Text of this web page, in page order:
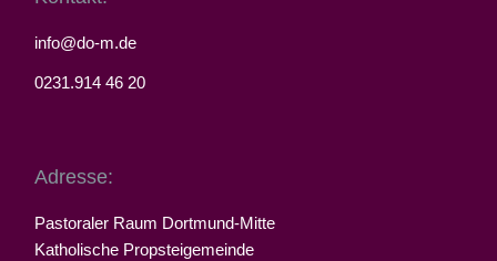
info@do-m.de
0231.914 46 20
Adresse:
Pastoraler Raum Dortmund-Mitte
Katholische Propsteigemeinde